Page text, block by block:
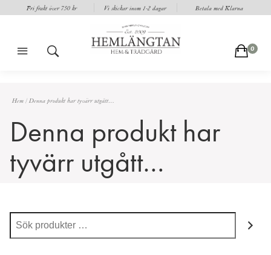
Fri frakt över 750 kr Vi skickar inom 1-2 dagar Betala med Klarna
m s c 0
Hem / Denna produkt har tyvärr utgått…
Denna produkt har
tyvärr utgått…
Sök